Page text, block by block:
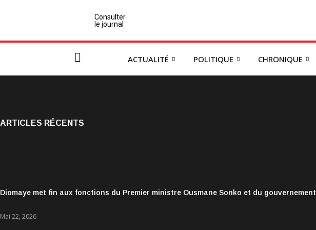
Consulter
le journal
ACTUALITÉ POLITIQUE CHRONIQUE
ARTICLES RÉCENTS
Diomaye met fin aux fonctions du Premier ministre Ousmane Sonko et du gouvernement
Mai 22, 2026